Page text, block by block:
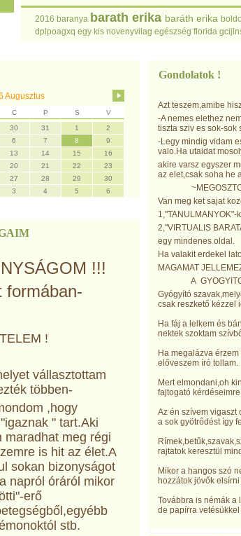
2016 baranya barath erika baráth erika
dplpoagxq egy kis novenyvilag egészség florida
Augusztus
C P S
V
30 31 1
2
6 7 8
9
13 14 15
16
20 21 22
23
27 28 29
30
3 4 5 6
!!!
!
vállasztottam
többen-
,hogy
" tart.Aki
maradhat meg régi
is hit az élet.A
sokan bizonyságot
napról óráról mikor
erő
stb.
Gondolatok !
Azt teszem,amibe
-A nemes elethez
tiszta sziv es sok-sok
-Legy mindig vidam
valo.Ha utaidat
akire varsz egyszer
az elet,csak soha he
Van meg ket sajat
1,"TANULMANYOK"-
2,"VIRTUALIS
egy mindenes oldal.
Ha valakit erdekel
MAGAMAT
A GYOGYITO
Gyógyító
csak reszkető kézzel
Ha fáj a lelkem és
nektek szoktam
Ha megalázva
előveszem író tollam.
Mert elmondani,oh
fajtogató
Az én szívem vigaszt
a sok gyötrődést így
rajtatok keresztül
Mikor a hangos szó
hozzátok jövők
Továbbra is némák a
de papírra